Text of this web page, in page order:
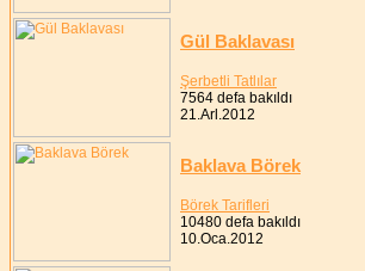
Gül Baklavası
Şerbetli Tatlılar
7564 defa bakıldı
21.Arl.2012
Baklava Börek
Börek Tarifleri
10480 defa bakıldı
10.Oca.2012